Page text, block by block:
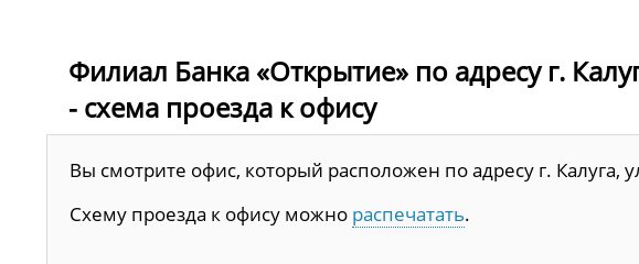
Филиал Банка «Открытие» по адресу г.
- схема проезда к офису
Вы смотрите офис, который расположен по адресу г. Калуга,
Схему проезда к офису можно распечатать.